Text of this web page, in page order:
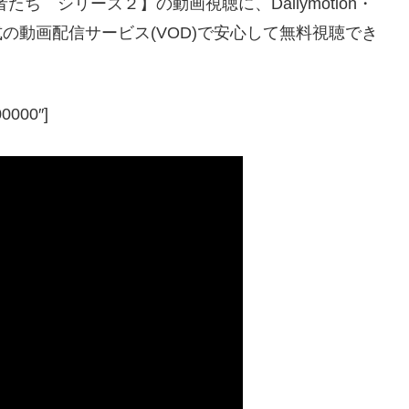
ち シリーズ２】の動画視聴に、Dailymotion・
動画配信サービス(VOD)で安心して無料視聴でき